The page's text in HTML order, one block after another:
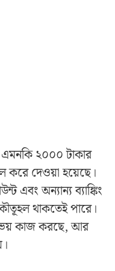
২০০০ টাকার
দেওয়া হয়েছে।
এবং অন্যান্য ব্যাঙ্কিং
থাকতেই পারে।
কাজ করছে, আর